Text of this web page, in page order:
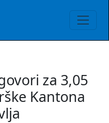
za 3,05
Kantona